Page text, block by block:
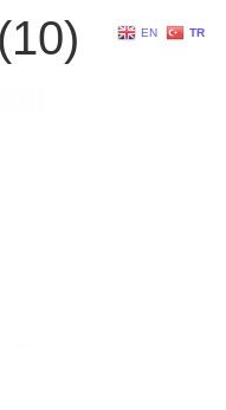
EN TR